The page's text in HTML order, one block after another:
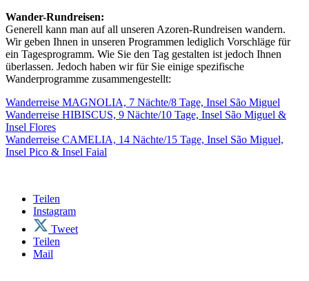
Wander-Rundreisen:
Generell kann man auf all unseren Azoren-Rundreisen wandern.
Wir geben Ihnen in unseren Programmen lediglich Vorschläge für
ein Tagesprogramm. Wie Sie den Tag gestalten ist jedoch Ihnen
überlassen. Jedoch haben wir für Sie einige spezifische
Wanderprogramme zusammengestellt:
Wanderreise MAGNOLIA, 7 Nächte/8 Tage, Insel São Miguel
Wanderreise HIBISCUS, 9 Nächte/10 Tage, Insel São Miguel &
Insel Flores
Wanderreise CAMELIA, 14 Nächte/15 Tage, Insel São Miguel,
Insel Pico & Insel Faial
Teilen
Instagram
Tweet
Teilen
Mail